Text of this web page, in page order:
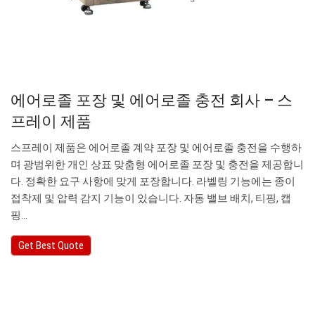
에어로졸 포장 및 에어로졸 충전 회사 – 스
프레이 제품
스프레이 제품은 에어로졸 계약 포장 및 에어로졸 충전을 수행하
며 광범위한 개인 상표 맞춤형 에어로졸 포장 및 충전을 제공합니
다. 정확한 요구 사항에 맞게 포장합니다. 라벨링 기능에는 종이
접착제 및 압력 감지 기능이 있습니다. 자동 밸브 배치, 티핑, 캡
핑…
Get Best Quote